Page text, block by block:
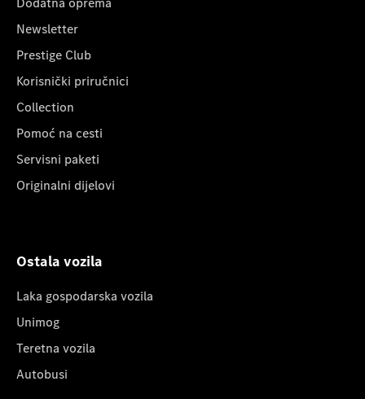
Newsletter
Prestige Club
Korisnički priručnici
Collection
Pomoć na cesti
Servisni paketi
Originalni dijelovi
Ostala vozila
Laka gospodarska vozila
Unimog
Teretna vozila
Autobusi